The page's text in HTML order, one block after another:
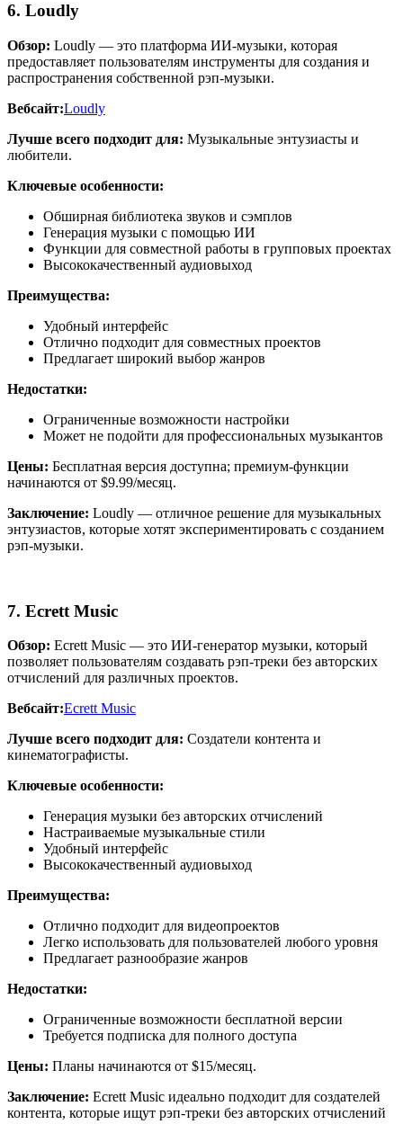
6. Loudly
Обзор: Loudly — это платформа ИИ-музыки, которая
предоставляет пользователям инструменты для создания и
распространения собственной рэп-музыки.
Вебсайт:Loudly
Лучше всего подходит для: Музыкальные энтузиасты и
любители.
Ключевые особенности:
Обширная библиотека звуков и сэмплов
Генерация музыки с помощью ИИ
Функции для совместной работы в групповых проектах
Высококачественный аудиовыход
Преимущества:
Удобный интерфейс
Отлично подходит для совместных проектов
Предлагает широкий выбор жанров
Недостатки:
Ограниченные возможности настройки
Может не подойти для профессиональных музыкантов
Цены: Бесплатная версия доступна; премиум-функции
начинаются от $9.99/месяц.
Заключение: Loudly — отличное решение для музыкальных
энтузиастов, которые хотят экспериментировать с созданием
рэп-музыки.
7. Ecrett Music
Обзор: Ecrett Music — это ИИ-генератор музыки, который
позволяет пользователям создавать рэп-треки без авторских
отчислений для различных проектов.
Вебсайт:Ecrett Music
Лучше всего подходит для: Создатели контента и
кинематографисты.
Ключевые особенности:
Генерация музыки без авторских отчислений
Настраиваемые музыкальные стили
Удобный интерфейс
Высококачественный аудиовыход
Преимущества:
Отлично подходит для видеопроектов
Легко использовать для пользователей любого уровня
Предлагает разнообразие жанров
Недостатки:
Ограниченные возможности бесплатной версии
Требуется подписка для полного доступа
Цены: Планы начинаются от $15/месяц.
Заключение: Ecrett Music идеально подходит для создателей
контента, которые ищут рэп-треки без авторских отчислений